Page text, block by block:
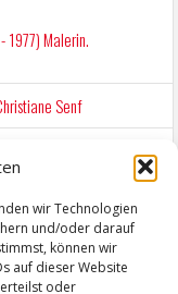
wir Technologien
und/oder darauf
können wir
auf dieser Website
oder
1977) Malerin.
Senf